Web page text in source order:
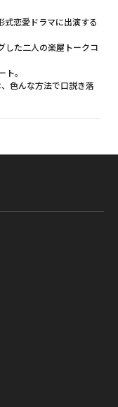
式恋愛ドラマに出演する
した二人の楽屋トークコ
。
色んな方法で口説き落